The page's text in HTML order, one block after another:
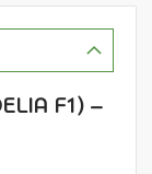
F1) –